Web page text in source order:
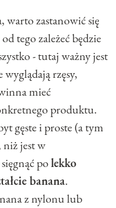
warto zastanowić się
tego zależeć będzie
- tutaj ważny jest
wyglądają rzęsy,
mieć
produktu.
gęste i proste (a tym
niż jest w
polekko
banana.
z nylonu lub